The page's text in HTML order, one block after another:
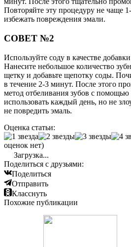
Повторяйте эту процедуру не чаще
избежать повреждения эмали.
СОВЕТ №2
Используйте соду в качестве
Нанесите небольшое количество
щетку и добавьте щепотку соды.
в течение 2-3 минут. После этого
метод отбеливания зубов с
использовать каждый день, но не
не повредить эмаль.
Оценка статьи:
оценок нет)
Загрузка...
Поделиться с друзьями:
Поделиться
Отправить
Класснуть
Похожие публикации